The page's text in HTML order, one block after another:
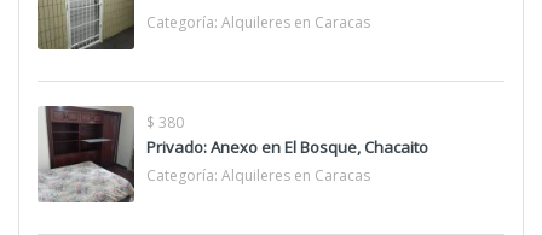
Categoría: Alquileres en Caracas
$ 380
Privado: Anexo en El Bosque, Chacaito
Categoría: Alquileres en Caracas